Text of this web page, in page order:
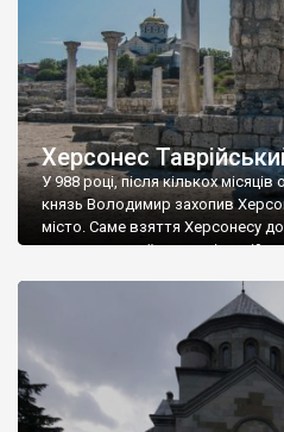
Херсонес
У 988 році, після кількох
князь Володимир захопив
місто. Саме взяття Херсонесу
диктувати свої умови
Херсонесі Володимир-язичник,
А потім було Хрещення Русі. На